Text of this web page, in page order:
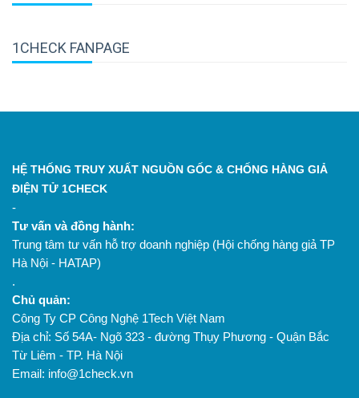
1CHECK FANPAGE
HỆ THỐNG TRUY XUẤT NGUỒN GỐC & CHỐNG HÀNG GIẢ
ĐIỆN TỬ 1CHECK
-
Tư vấn và đồng hành:
Trung tâm tư vấn hỗ trợ doanh nghiệp (Hội chống hàng giả TP
Hà Nội - HATAP)
.
Chủ quản:
Công Ty CP Công Nghệ 1Tech Việt Nam
Địa chỉ: Số 54A- Ngõ 323 - đường Thụy Phương - Quận Bắc
Từ Liêm - TP. Hà Nội
Email: info@1check.vn